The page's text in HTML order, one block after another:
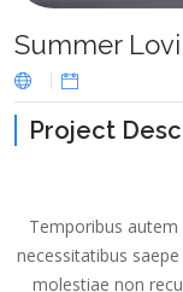
Summer
Project
Temporibus
necessitatibus
molestiae non